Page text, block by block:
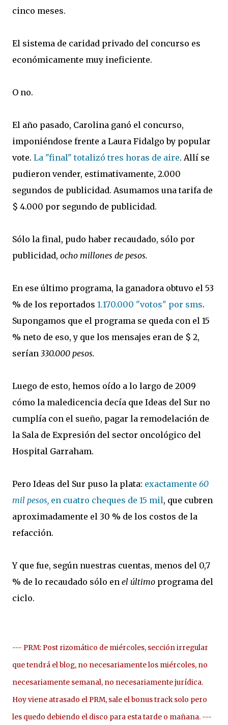
cinco meses.
El sistema de caridad privado del concurso es
económicamente muy ineficiente.
O no.
El año pasado, Carolina ganó el concurso,
imponiéndose frente a Laura Fidalgo by popular
vote. La "final" totalizó tres horas de aire. Allí se
pudieron vender, estimativamente, 2.000
segundos de publicidad. Asumamos una tarifa de
$ 4.000 por segundo de publicidad.
Sólo la final, pudo haber recaudado, sólo por
publicidad, ocho millones de pesos.
En ese último programa, la ganadora obtuvo el 53
% de los reportados 1.170.000 "votos" por sms.
Supongamos que el programa se queda con el 15
% neto de eso, y que los mensajes eran de $ 2,
serían 330.000 pesos.
Luego de esto, hemos oído a lo largo de 2009
cómo la maledicencia decía que Ideas del Sur no
cumplía con el sueño, pagar la remodelación de
la Sala de Expresión del sector oncológico del
Hospital Garraham.
Pero Ideas del Sur puso la plata: exactamente 60
mil pesos, en cuatro cheques de 15 mil, que cubren
aproximadamente el 30 % de los costos de la
refacción.
Y que fue, según nuestras cuentas, menos del 0,7
% de lo recaudado sólo en el último programa del
ciclo.
--- PRM: Post rizomático de miércoles, sección irregular
que tendrá el blog, no necesariamente los miércoles, no
necesariamente semanal, no necesariamente jurídica.
Hoy viene atrasado el PRM, sale el bonus track solo pero
les quedo debiendo el disco para esta tarde o mañana. ---